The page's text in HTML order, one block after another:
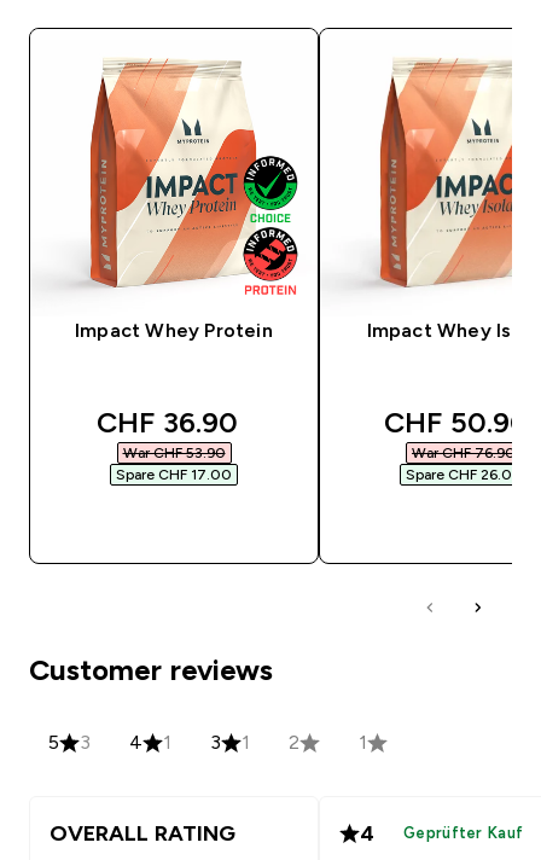
Impact Whey Protein
discounted price
CHF 36.90‎
War CHF 53.90‎
Spare CHF 17.00‎
Impact Whey
discounted
CHF 50.90‎
War CHF 76.90‎
Spare CHF 26.00‎
Customer reviews
5 3 4 1 3 1 2 1
OVERALL RATING 4 Geprüfter Kauf